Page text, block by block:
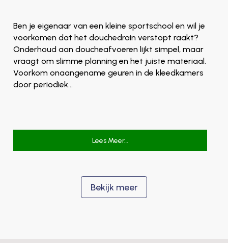
Ben je eigenaar van een kleine sportschool en wil je
voorkomen dat het douchedrain verstopt raakt?
Onderhoud aan doucheafvoeren lijkt simpel, maar
vraagt om slimme planning en het juiste materiaal.
Voorkom onaangename geuren in de kleedkamers
door periodiek…
Lees Meer…
Bekijk meer